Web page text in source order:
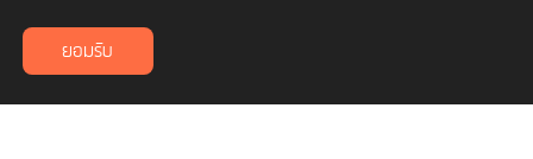
CHIANG MAI
บริษัท ทิงค์เน็ต จำกัด (สาขาเชียงใหม่)
ยอมรับ